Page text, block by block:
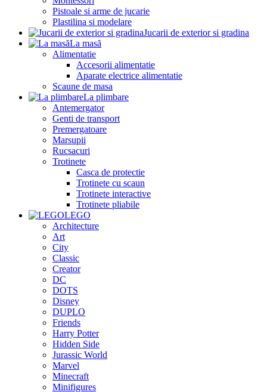
Pistoale si arme de jucarie
Plastilina si modelare
Jucarii de exterior si gradina
La masă
Alimentatie
Accesorii alimentatie
Aparate electrice alimentatie
Scaune de masa
La plimbare
Antemergator
Genti de transport
Premergatoare
Marsupii
Rucsacuri
Trotinete
Casca de protectie
Trotinete cu scaun
Trotinete interactive
Trotinete pliabile
LEGO
Architecture
Art
City
Classic
Creator
DC
DOTS
Disney
DUPLO
Friends
Harry Potter
Hidden Side
Jurassic World
Marvel
Minecraft
Minifigures